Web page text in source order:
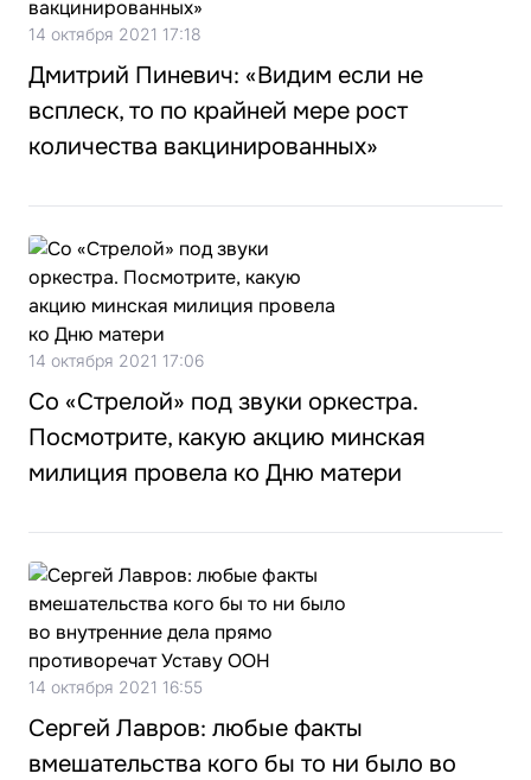
14 октября 2021 17:18
Дмитрий Пиневич: «Видим если не
всплеск, то по крайней мере рост
количества вакцинированных»
14 октября 2021 17:06
Со «Стрелой» под звуки оркестра.
Посмотрите, какую акцию минская
милиция провела ко Дню матери
14 октября 2021 16:55
Сергей Лавров: любые факты
вмешательства кого бы то ни было во